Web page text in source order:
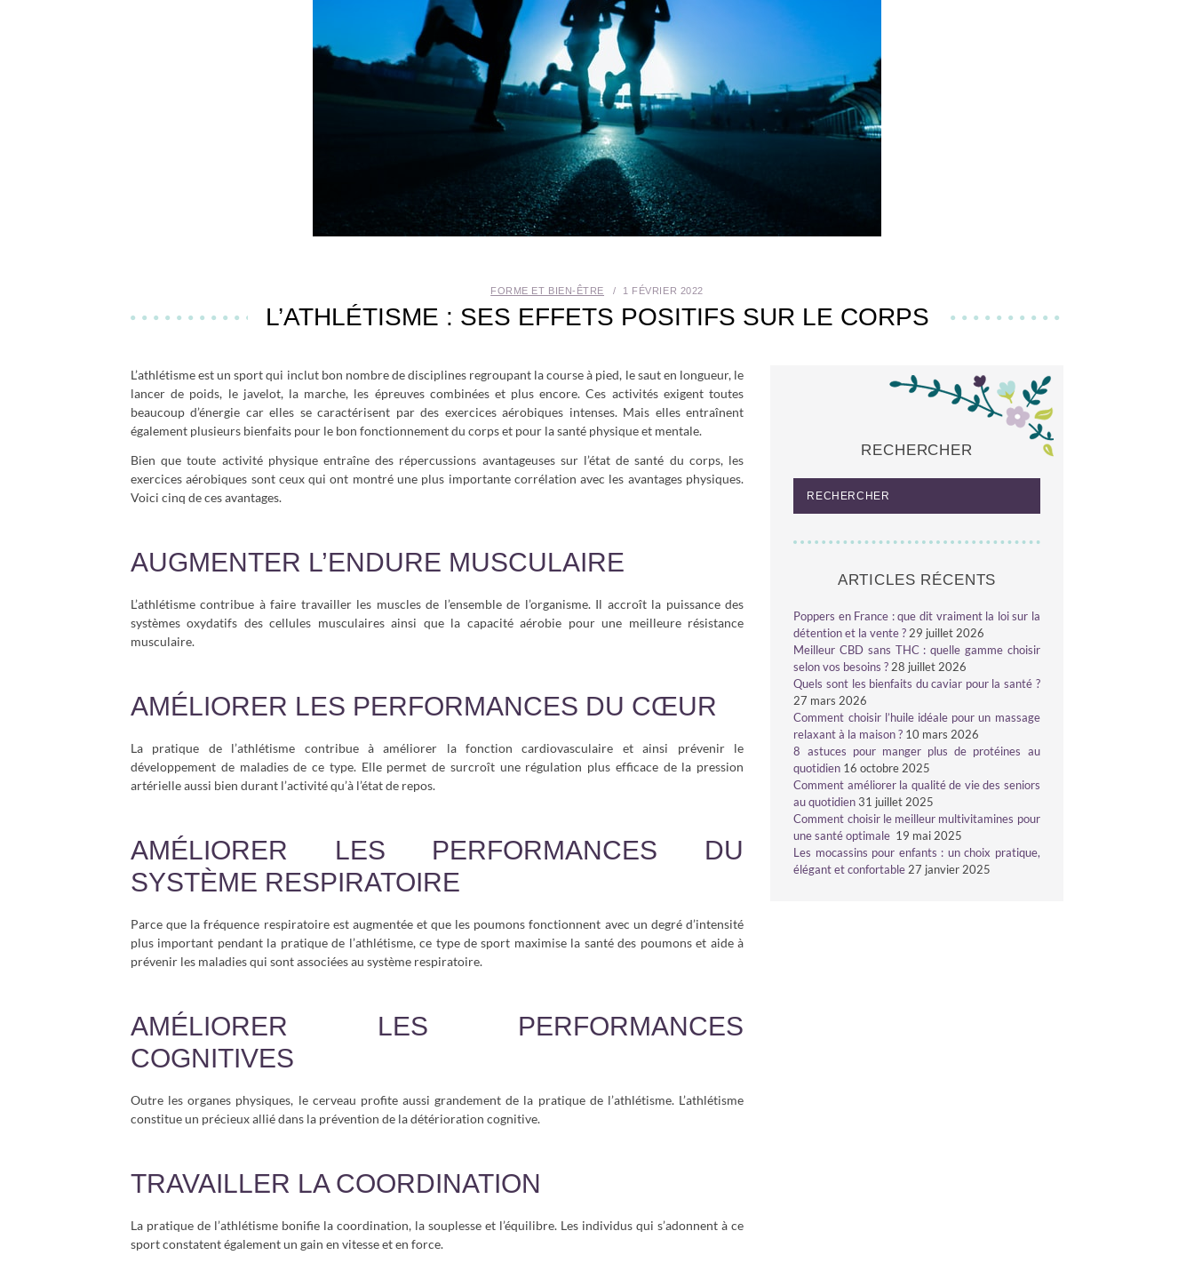
FORME ET BIEN-ÊTRE 1 FÉVRIER 2022
L’ATHLÉTISME : SES EFFETS POSITIFS SUR LE CORPS
L’athlétisme est un sport qui inclut bon nombre de disciplines regroupant la course à pied, le saut en longueur, le
lancer de poids, le javelot, la marche, les épreuves combinées et plus encore. Ces activités exigent toutes
beaucoup d’énergie car elles se caractérisent par des exercices aérobiques intenses. Mais elles entraînent
également plusieurs bienfaits pour le bon fonctionnement du corps et pour la santé physique et mentale.
Bien que toute activité physique entraîne des répercussions avantageuses sur l’état de santé du corps, les
exercices aérobiques sont ceux qui ont montré une plus importante corrélation avec les avantages physiques.
Voici cinq de ces avantages.
AUGMENTER L’ENDURE MUSCULAIRE
L’athlétisme contribue à faire travailler les muscles de l’ensemble de l’organisme. Il accroît la puissance des
systèmes oxydatifs des cellules musculaires ainsi que la capacité aérobie pour une meilleure résistance
musculaire.
AMÉLIORER LES PERFORMANCES DU CŒUR
La pratique de l’athlétisme contribue à améliorer la fonction cardiovasculaire et ainsi prévenir le
développement de maladies de ce type. Elle permet de surcroît une régulation plus efficace de la pression
artérielle aussi bien durant l’activité qu’à l’état de repos.
AMÉLIORER LES PERFORMANCES DU
SYSTÈME RESPIRATOIRE
Parce que la fréquence respiratoire est augmentée et que les poumons fonctionnent avec un degré d’intensité
plus important pendant la pratique de l’athlétisme, ce type de sport maximise la santé des poumons et aide à
prévenir les maladies qui sont associées au système respiratoire.
AMÉLIORER LES PERFORMANCES
COGNITIVES
Outre les organes physiques, le cerveau profite aussi grandement de la pratique de l’athlétisme. L’athlétisme
constitue un précieux allié dans la prévention de la détérioration cognitive.
TRAVAILLER LA COORDINATION
La pratique de l’athlétisme bonifie la coordination, la souplesse et l’équilibre. Les individus qui s’adonnent à ce
sport constatent également un gain en vitesse et en force.
RECHERCHER
ARTICLES RÉCENTS
Poppers en France : que dit vraiment la loi sur la
détention et la vente ? 29 juillet 2026
Meilleur CBD sans THC : quelle gamme choisir
selon vos besoins ? 28 juillet 2026
Quels sont les bienfaits du caviar pour la santé ?
27 mars 2026
Comment choisir l’huile idéale pour un massage
relaxant à la maison ? 10 mars 2026
8 astuces pour manger plus de protéines au
quotidien 16 octobre 2025
Comment améliorer la qualité de vie des seniors
au quotidien 31 juillet 2025
Comment choisir le meilleur multivitamines pour
une santé optimale 19 mai 2025
Les mocassins pour enfants : un choix pratique,
élégant et confortable 27 janvier 2025